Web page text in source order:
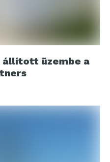
üzembe a